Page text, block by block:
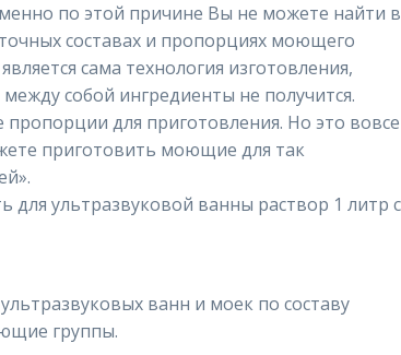
по этой причине Вы не можете найти в
составах и пропорциях моющего
сама технология изготовления,
собой ингредиенты не получится.
для приготовления. Но это вовсе
приготовить моющие для так
ванн и моек по составу
группы.